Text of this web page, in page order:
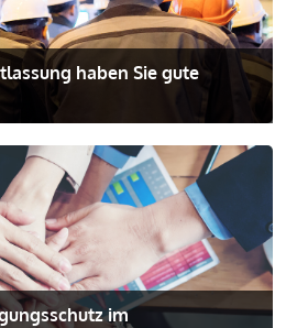
haben Sie gute
im